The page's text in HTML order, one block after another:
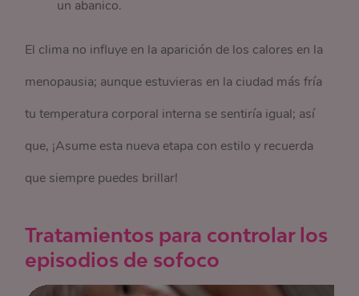
un abanico.
El clima no influye en la aparición de los calores en la
menopausia; aunque estuvieras en la ciudad más fría
tu temperatura corporal interna se sentiría igual; así
que, ¡Asume esta nueva etapa con estilo y recuerda
que siempre puedes brillar!
Tratamientos para controlar los
episodios de sofoco